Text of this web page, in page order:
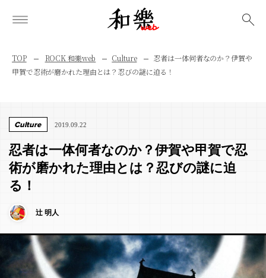
TOP ROCK 和樂web Culture
忍者は一体何者なのか？伊賀や
甲賀で忍術が磨かれた理由とは？忍びの謎に迫る！
Culture 2019.09.22
忍者は一体何者なのか？伊賀や甲賀で忍
術が磨かれた理由とは？忍びの謎に迫
る！
辻 明人